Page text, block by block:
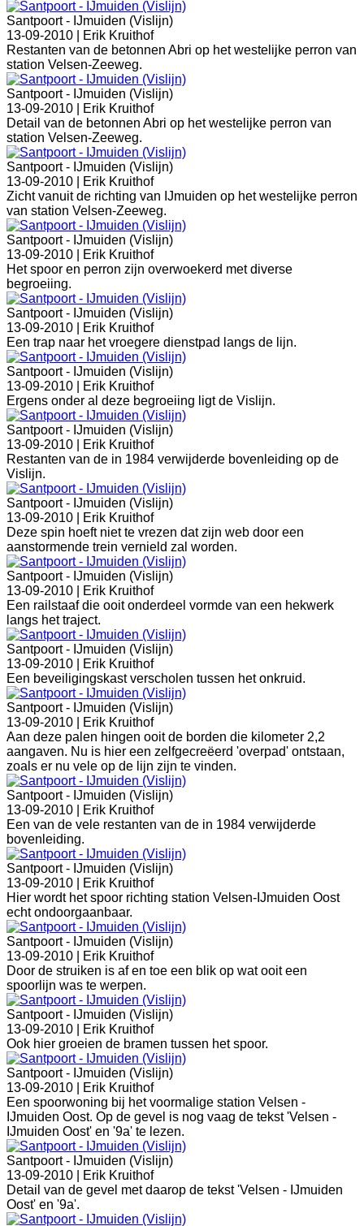
Santpoort - IJmuiden (Vislijn)
13-09-2010 |
Erik Kruithof
Restanten van de betonnen Abri op het westelijke perron van
station Velsen-Zeeweg.
Santpoort - IJmuiden (Vislijn)
13-09-2010 |
Erik Kruithof
Detail van de betonnen Abri op het westelijke perron van
station Velsen-Zeeweg.
Santpoort - IJmuiden (Vislijn)
13-09-2010 |
Erik Kruithof
Zicht vanuit de richting van IJmuiden op het westelijke perron
van station Velsen-Zeeweg.
Santpoort - IJmuiden (Vislijn)
13-09-2010 |
Erik Kruithof
Het spoor en perron zijn overwoekerd met diverse
begroeiing.
Santpoort - IJmuiden (Vislijn)
13-09-2010 |
Erik Kruithof
Een trap naar het vroegere dienstpad langs de lijn.
Santpoort - IJmuiden (Vislijn)
13-09-2010 |
Erik Kruithof
Ergens onder al deze begroeiing ligt de Vislijn.
Santpoort - IJmuiden (Vislijn)
13-09-2010 |
Erik Kruithof
Restanten van de in 1984 verwijderde bovenleiding op de
Vislijn.
Santpoort - IJmuiden (Vislijn)
13-09-2010 |
Erik Kruithof
Deze spin hoeft niet te vrezen dat zijn web door een
aanstormende trein vernield zal worden.
Santpoort - IJmuiden (Vislijn)
13-09-2010 |
Erik Kruithof
Een railstaaf die ooit onderdeel vormde van een hekwerk
langs het traject.
Santpoort - IJmuiden (Vislijn)
13-09-2010 |
Erik Kruithof
Een beveiligingskast verscholen tussen het onkruid.
Santpoort - IJmuiden (Vislijn)
13-09-2010 |
Erik Kruithof
Aan deze palen hingen ooit de borden die kilometer 2,2
aangaven. Nu is hier een zelfgecreëerd 'overpad' ontstaan,
zoals er nu vele op de lijn zijn te vinden.
Santpoort - IJmuiden (Vislijn)
13-09-2010 |
Erik Kruithof
Een van de vele restanten van de in 1984 verwijderde
bovenleiding.
Santpoort - IJmuiden (Vislijn)
13-09-2010 |
Erik Kruithof
Hier wordt het spoor richting station Velsen-IJmuiden Oost
echt ondoorgaanbaar.
Santpoort - IJmuiden (Vislijn)
13-09-2010 |
Erik Kruithof
Door de struiken is af en toe een blik op wat ooit een
spoorlijn was te werpen.
Santpoort - IJmuiden (Vislijn)
13-09-2010 |
Erik Kruithof
Ook hier groeien de bramen tussen het spoor.
Santpoort - IJmuiden (Vislijn)
13-09-2010 |
Erik Kruithof
Een spoorwoning bij het voormalige station Velsen -
IJmuiden Oost. Op de gevel is nog vaag de tekst 'Velsen -
IJmuiden Oost' en '9a' te lezen.
Santpoort - IJmuiden (Vislijn)
13-09-2010 |
Erik Kruithof
Detail van de gevel met daarop de tekst 'Velsen - IJmuiden
Oost' en '9a'.